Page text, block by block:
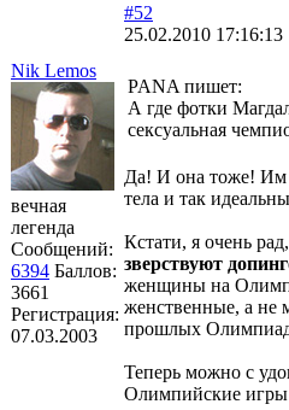
Nik Lemos
вечная
легенда
Сообщений:
6394 Баллов:
3661
Регистрация:
07.03.2003
#52
25.02.2010 17:16:13
PANA пишет:
А где фотки
сексуальная
Да! И она тоже! Им
тела и так
Кстати, я очень
зверствуют
женщины на
женственные, а не
прошлых
Теперь можно с
Олимпийские